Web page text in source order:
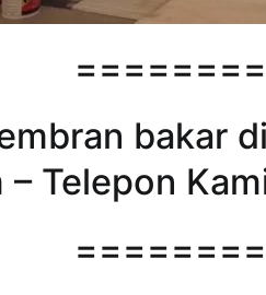
bakar
– Telepon